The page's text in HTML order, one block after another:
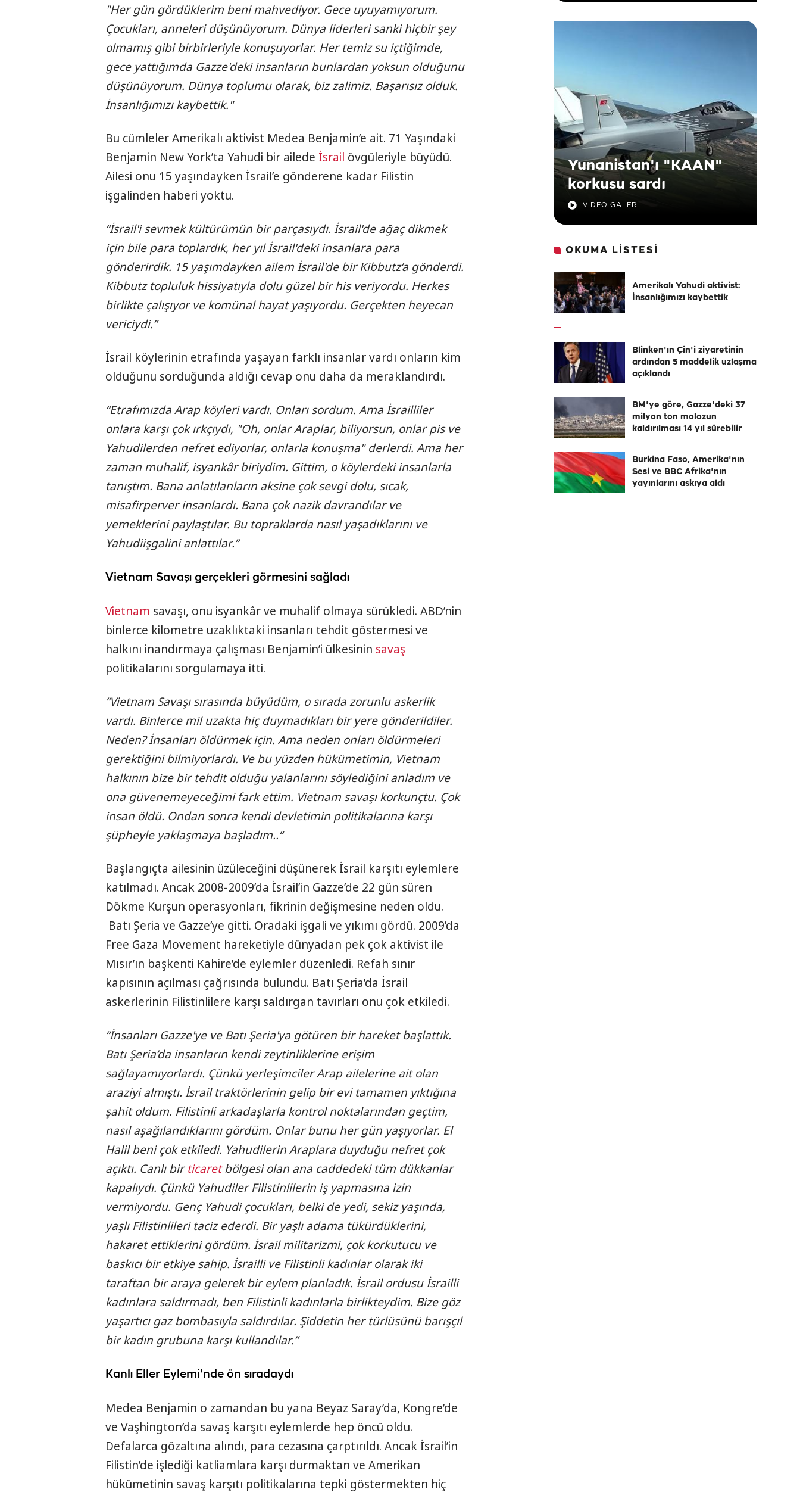
"Her gün gördüklerim beni mahvediyor. Gece uyuyamıyorum.
Çocukları, anneleri düşünüyorum. Dünya liderleri sanki hiçbir şey
olmamış gibi birbirleriyle konuşuyorlar. Her temiz su içtiğimde,
gece yattığımda Gazze'deki insanların bunlardan yoksun olduğunu
düşünüyorum. Dünya toplumu olarak, biz zalimiz. Başarısız olduk.
İnsanlığımızı kaybettik."
Bu cümleler Amerikalı aktivist Medea Benjamin’e ait. 71 Yaşındaki
Benjamin New York’ta Yahudi bir ailede İsrail övgüleriyle büyüdü.
Ailesi onu 15 yaşındayken İsrail’e gönderene kadar Filistin
işgalinden haberi yoktu.
“İsrail'i sevmek kültürümün bir parçasıydı. İsrail'de ağaç dikmek
için bile para toplardık, her yıl İsrail'deki insanlara para
gönderirdik. 15 yaşımdayken ailem İsrail'de bir Kibbutz’a gönderdi.
Kibbutz topluluk hissiyatıyla dolu güzel bir his veriyordu. Herkes
birlikte çalışıyor ve komünal hayat yaşıyordu. Gerçekten heyecan
vericiydi.”
İsrail köylerinin etrafında yaşayan farklı insanlar vardı onların kim
olduğunu sorduğunda aldığı cevap onu daha da meraklandırdı.
“Etrafımızda Arap köyleri vardı. Onları sordum. Ama İsrailliler
onlara karşı çok ırkçıydı, "Oh, onlar Araplar, biliyorsun, onlar pis ve
Yahudilerden nefret ediyorlar, onlarla konuşma" derlerdi. Ama her
zaman muhalif, isyankâr biriydim. Gittim, o köylerdeki insanlarla
tanıştım. Bana anlatılanların aksine çok sevgi dolu, sıcak,
misafirperver insanlardı. Bana çok nazik davrandılar ve
yemeklerini paylaştılar. Bu topraklarda nasıl yaşadıklarını ve
Yahudiişgalini anlattılar.”
Vietnam Savaşı gerçekleri görmesini sağladı
Vietnam savaşı, onu isyankâr ve muhalif olmaya sürükledi. ABD’nin
binlerce kilometre uzaklıktaki insanları tehdit göstermesi ve
halkını inandırmaya çalışması Benjamin’i ülkesinin savaş
politikalarını sorgulamaya itti.
“Vietnam Savaşı sırasında büyüdüm, o sırada zorunlu askerlik
vardı. Binlerce mil uzakta hiç duymadıkları bir yere gönderildiler.
Neden? İnsanları öldürmek için. Ama neden onları öldürmeleri
gerektiğini bilmiyorlardı. Ve bu yüzden hükümetimin, Vietnam
halkının bize bir tehdit olduğu yalanlarını söylediğini anladım ve
ona güvenemeyeceğimi fark ettim. Vietnam savaşı korkunçtu. Çok
insan öldü. Ondan sonra kendi devletimin politikalarına karşı
şüpheyle yaklaşmaya başladım..“
Başlangıçta ailesinin üzüleceğini düşünerek İsrail karşıtı eylemlere
katılmadı. Ancak 2008-2009’da İsrail’in Gazze’de 22 gün süren
Dökme Kurşun operasyonları, fikrinin değişmesine neden oldu.
Batı Şeria ve Gazze’ye gitti. Oradaki işgali ve yıkımı gördü. 2009’da
Free Gaza Movement hareketiyle dünyadan pek çok aktivist ile
Mısır’ın başkenti Kahire’de eylemler düzenledi. Refah sınır
kapısının açılması çağrısında bulundu. Batı Şeria’da İsrail
askerlerinin Filistinlilere karşı saldırgan tavırları onu çok etkiledi.
“İnsanları Gazze'ye ve Batı Şeria'ya götüren bir hareket başlattık.
Batı Şeria’da insanların kendi zeytinliklerine erişim
sağlayamıyorlardı. Çünkü yerleşimciler Arap ailelerine ait olan
araziyi almıştı. İsrail traktörlerinin gelip bir evi tamamen yıktığına
şahit oldum. Filistinli arkadaşlarla kontrol noktalarından geçtim,
nasıl aşağılandıklarını gördüm. Onlar bunu her gün yaşıyorlar. El
Halil beni çok etkiledi. Yahudilerin Araplara duyduğu nefret çok
açıktı. Canlı birticaretbölgesi olan ana caddedeki tüm dükkanlar
kapalıydı. Çünkü Yahudiler Filistinlilerin iş yapmasına izin
vermiyordu. Genç Yahudi çocukları, belki de yedi, sekiz yaşında,
yaşlı Filistinlileri taciz ederdi. Bir yaşlı adama tükürdüklerini,
hakaret ettiklerini gördüm. İsrail militarizmi, çok korkutucu ve
baskıcı bir etkiye sahip. İsrailli ve Filistinli kadınlar olarak iki
taraftan bir araya gelerek bir eylem planladık. İsrail ordusu İsrailli
kadınlara saldırmadı, ben Filistinli kadınlarla birlikteydim. Bize göz
yaşartıcı gaz bombasıyla saldırdılar. Şiddetin her türlüsünü barışçıl
bir kadın grubuna karşı kullandılar.”
Kanlı Eller Eylemi'nde ön sıradaydı
Medea Benjamin o zamandan bu yana Beyaz Saray’da, Kongre’de
ve Vaşhington’da savaş karşıtı eylemlerde hep öncü oldu.
Defalarca gözaltına alındı, para cezasına çarptırıldı. Ancak İsrail’in
Filistin’de işlediği katliamlara karşı durmaktan ve Amerikan
hükümetinin savaş karşıtı politikalarına tepki göstermekten hiç
Yunanistan'ı "KAAN"
korkusu sardı
VİDEO GALERİ
OKUMA LİSTESİ
Amerikalı Yahudi aktivist:
İnsanlığımızı kaybettik
Blinken'ın Çin'i ziyaretinin
ardından 5 maddelik uzlaşma
açıklandı
BM'ye göre, Gazze'deki 37
milyon ton molozun
kaldırılması 14 yıl sürebilir
Burkina Faso, Amerika'nın
Sesi ve BBC Afrika'nın
yayınlarını askıya aldı